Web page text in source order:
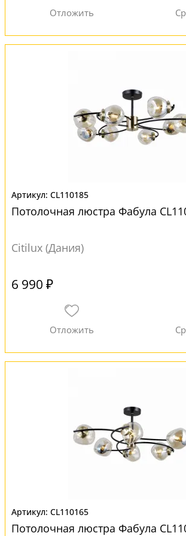
CL110185
Потолочная люстра Фабула
Citilux (Дания)
6 990 ₽
CL110165
Потолочная люстра Фабула